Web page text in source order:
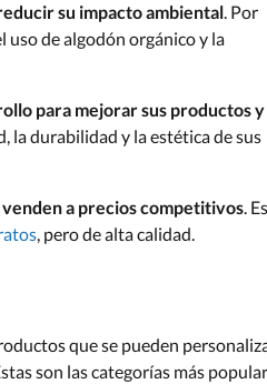
su impacto ambiental. Por
uso de algodón orgánico y la
para mejorar sus productos y
la durabilidad y la estética de sus
a precios competitivos.
, pero de alta calidad.
que se pueden
son las categorías más